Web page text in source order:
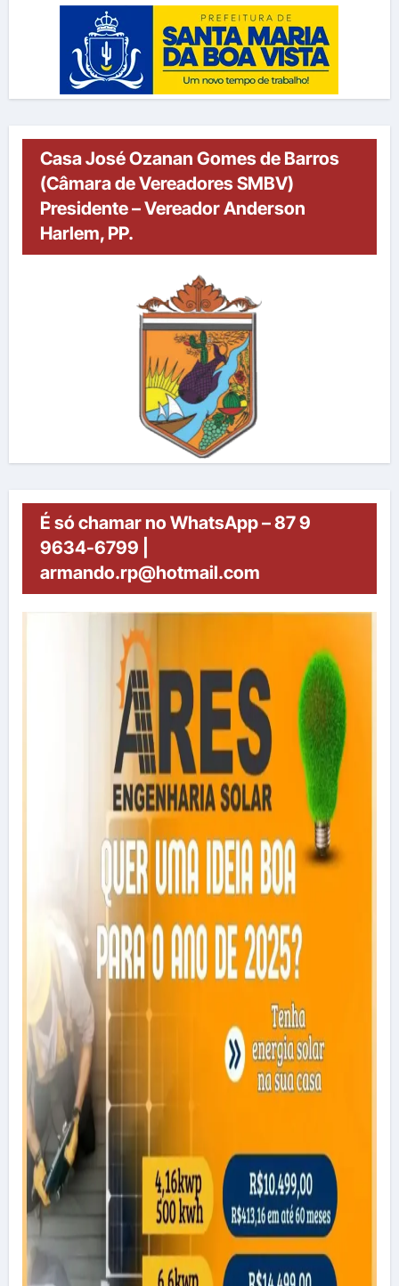
Casa José Ozanan Gomes de Barros
(Câmara de Vereadores SMBV)
Presidente – Vereador Anderson
Harlem, PP.
É só chamar no WhatsApp – 87 9
9634-6799 |
armando.rp@hotmail.com